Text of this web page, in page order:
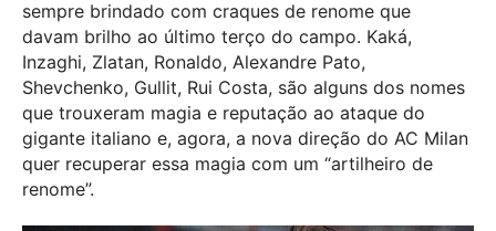
sempre brindado com craques de renome que
davam brilho ao último terço do campo. Kaká,
Inzaghi, Zlatan, Ronaldo, Alexandre Pato,
Shevchenko, Gullit, Rui Costa, são alguns dos nomes
que trouxeram magia e reputação ao ataque do
gigante italiano e, agora, a nova direção do AC Milan
quer recuperar essa magia com um “artilheiro de
renome”.